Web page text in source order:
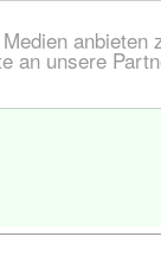
anbieten
an unsere